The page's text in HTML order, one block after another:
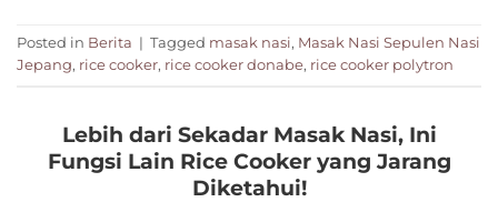
Posted in Berita | Tagged masak nasi, Masak Nasi Sepulen Nasi
Jepang, rice cooker, rice cooker donabe, rice cooker polytron
Lebih dari Sekadar Masak Nasi, Ini
Fungsi Lain Rice Cooker yang Jarang
Diketahui!